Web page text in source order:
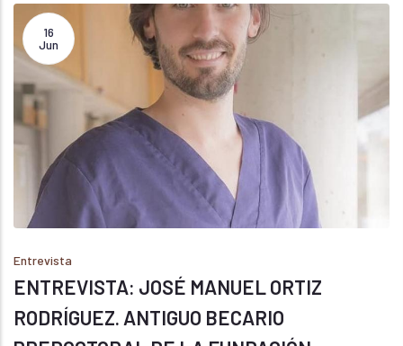
16
Jun
Entrevista
ENTREVISTA: JOSÉ MANUEL ORTIZ
RODRÍGUEZ. ANTIGUO BECARIO